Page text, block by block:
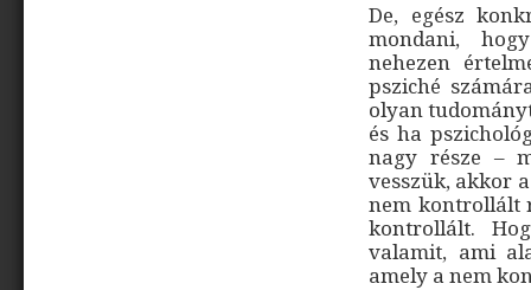
De, egész
mondani,
nehezen
psziché
olyan
és ha
nagy része –
vesszük, akkor
nem kontrollált
kontrollált.
valamit, ami
amely a nem